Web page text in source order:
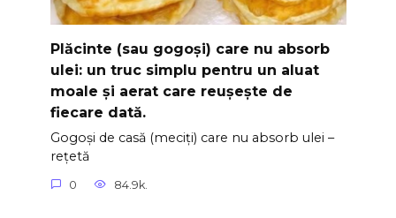
Plăcinte (sau gogoși) care nu absorb
ulei: un truc simplu pentru un aluat
moale și aerat care reușește de
fiecare dată.
Gogoși de casă (meciți) care nu absorb ulei –
rețetă
0 84.9k.